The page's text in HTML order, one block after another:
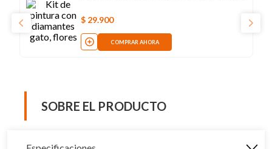
$ 29.900
COMPRAR AHORA
SOBRE EL PRODUCTO